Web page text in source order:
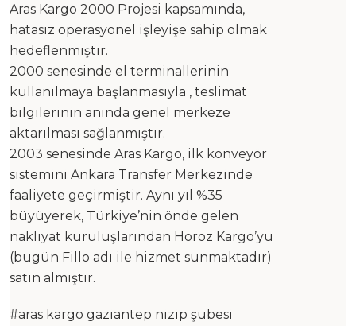
Aras Kargo 2000 Projesi kapsamında,
hatasız operasyonel işleyişe sahip olmak
hedeflenmiştir.
2000 senesinde el terminallerinin
kullanılmaya başlanmasıyla , teslimat
bilgilerinin anında genel merkeze
aktarılması sağlanmıştır.
2003 senesinde Aras Kargo, ilk konveyör
sistemini Ankara Transfer Merkezinde
faaliyete geçirmiştir. Aynı yıl %35
büyüyerek, Türkiye’nin önde gelen
nakliyat kuruluşlarından Horoz Kargo’yu
(bugün Fillo adı ile hizmet sunmaktadır)
satın almıştır.
#aras kargo gaziantep nizip şubesi